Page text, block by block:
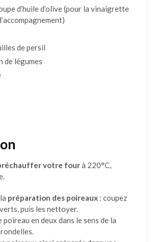
d’huile d’olive (pour la vinaigrette
de persil
de légumes
votre fourà 220°C,
préparation des poireaux: coupez
puis les nettoyer.
en deux dans le sens de la